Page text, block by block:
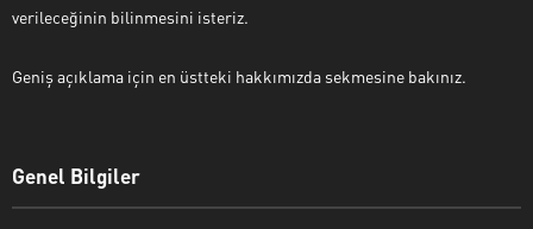
verileceğinin bilinmesini isteriz.
Geniş açıklama için en üstteki hakkımızda sekmesine bakınız.
Genel Bilgiler